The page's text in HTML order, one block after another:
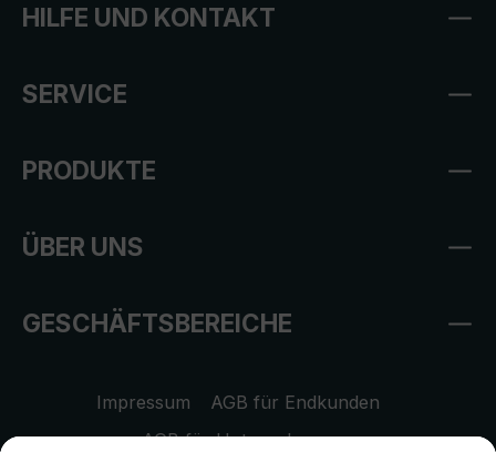
HILFE UND KONTAKT
SERVICE
PRODUKTE
ÜBER UNS
GESCHÄFTSBEREICHE
Impressum
AGB für Endkunden
AGB für Unternehmen